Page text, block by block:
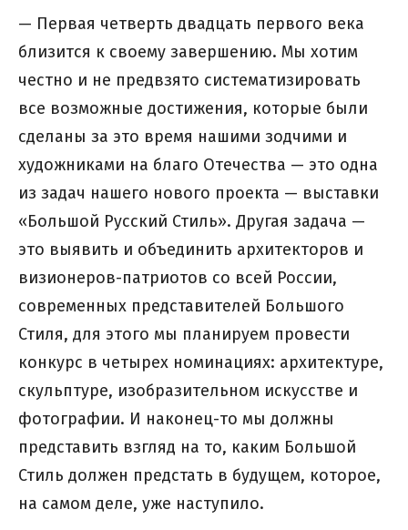
— Первая четверть двадцать первого века
близится к своему завершению. Мы хотим
честно и не предвзято систематизировать
все возможные достижения, которые были
сделаны за это время нашими зодчими и
художниками на благо Отечества — это одна
из задач нашего нового проекта — выставки
«Большой Русский Стиль». Другая задача —
это выявить и объединить архитекторов и
визионеров-патриотов со всей России,
современных представителей Большого
Стиля, для этого мы планируем провести
конкурс в четырех номинациях: архитектуре,
скульптуре, изобразительном искусстве и
фотографии. И наконец-то мы должны
представить взгляд на то, каким Большой
Стиль должен предстать в будущем, которое,
на самом деле, уже наступило.